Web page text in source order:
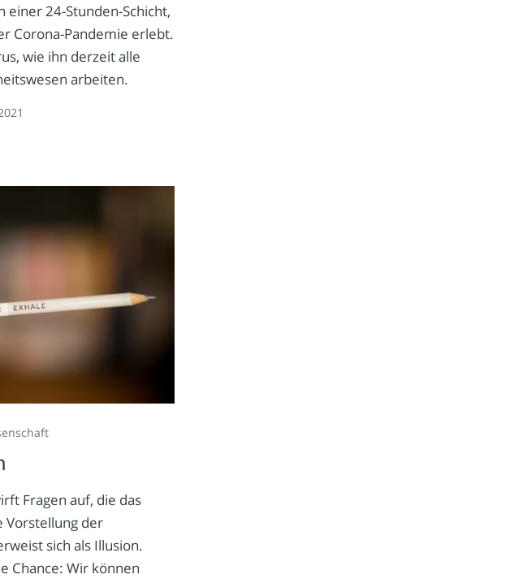
einer 24-Stunden-Schicht,
Corona-Pandemie erlebt.
wie ihn derzeit alle
arbeiten.
Fragen auf, die das
Vorstellung der
sich als Illusion.
Chance: Wir können